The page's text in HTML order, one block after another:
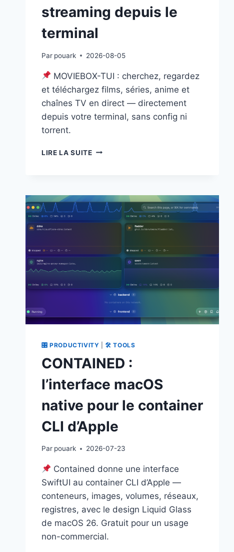
streaming depuis le
terminal
Par pouark 2026-08-05
MOVIEBOX-TUI : cherchez, regardez
et téléchargez films, séries, anime et
chaînes TV en direct — directement
depuis votre terminal, sans config ni
torrent.
LIRE LA SUITEMOVIEBOX-
LE
TERMINAL
🎛 PRODUCTIVITY 🛠 TOOLS
CONTAINED :
l’interface macOS
native pour le container
CLI d’Apple
Par pouark 2026-07-23
Contained donne une interface
SwiftUI au container CLI d’Apple —
conteneurs, images, volumes, réseaux,
registres, avec le design Liquid Glass
de macOS 26. Gratuit pour un usage
non-commercial.